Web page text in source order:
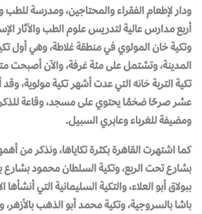
ودار لإطعام الفقراء والمحتاجين، ومدرسة
أربع مدارس عالية لتدريس علوم الطب والآثار
وتكية خان المولوي في منطقة غلاطة، وهي أول
المدينة، وتشتمل على مئة غرفة، والآن أصبحت
تكية التربة خانه التي عدت أشهر تكية مولوية،
عشر صرحًا ضخمًا يحتوي على مسجد، وقاعة
ومضيفة للغرباء وعابري السبيل.
كما اشتهرت القاهرة بكثرة تكاياها، ونذكر من
بشارع تحت الربع، وتكية السلطان محمود بشارع
ببولاق أبو العلاء، والتكية السليمانية التي
باشا بالسروجية، وتكية محمد أبو الذهب بالأزهر،